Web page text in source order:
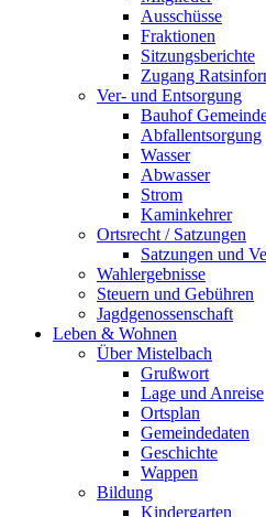
Ausschüsse
Fraktionen
Sitzungsberichte
Zugang
Ver- und Entsorgung
Bauhof
Abfallentsorgung
Wasser
Abwasser
Strom
Kaminkehrer
Ortsrecht / Satzungen
Satzungen und
Wahlergebnisse
Steuern und Gebühren
Jagdgenossenschaft
Leben & Wohnen
Über Mistelbach
Grußwort
Lage und Anreise
Ortsplan
Gemeindedaten
Geschichte
Wappen
Bildung
Kindergarten